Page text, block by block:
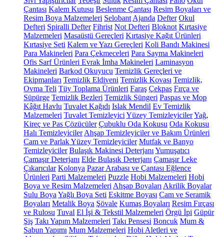
Çantası Kalem Kutusu Beslenme Çantası Resim Boyaları ve
Resim Boya Malzemeleri Selobant Ajanda Defter Okul
Defteri Spiralli Defter Fihrist Not Defteri Bloknot Kırtasiye
Malzemeleri Masaüstü Gereçleri Kırtasiye Kağıt Ürünleri
Kırtasiye Seti Kalem ve Yazı Gereçleri Koli Bandı Makinesi
Para Makineleri Para Çekmeceleri Para Sayma Makineleri
Ofis Sarf Ürünleri Evrak İmha Makineleri Laminasyon
Makineleri Barkod Okuyucu Temizlik Gereçleri ve
Ekipmanları Temizlik Eldiveni Temizlik Kovası Temizlik,
Ovma Teli Tüy Toplama Ürünleri Faraş Çekpas Fırça ve
Süpürge Temizlik Bezleri Temizlik Süngeri Paspas ve Mop
Kâğıt Havlu Tuvalet Kağıdı Islak Mendil Ev Temizlik
Malzemeleri Tuvalet Temizleyici Yüzey TemizleyicilerYağ,
Kireç ve Pas Çözücüler Çubuklu Oda Kokusu Oda Kokusu
Halı Temizleyiciler Ahşap Temizleyiciler ve Bakım Ürünleri
Cam ve Parlak Yüzey Temizleyiciler Mutfak ve Banyo
Temizleyiciler Bulaşık Makinesi Deterjanı Yumuşatıcı
Çamaşır Deterjanı Elde Bulaşık Deterjanı Çamaşır Leke
Çıkarıcılar Kolonya Pazar Arabası ve Çantası Eğlence
Ürünleri Parti Malzemeleri Puzzle Hobi Malzemeleri Hobi
Boya ve Resim Malzemeleri Ahşap Boyaları Akrilik Boyalar
Sulu Boya Yağlı Boya Seti Eskitme Boyası Cam ve Seramik
Boyaları Metalik Boya Şövale Kumaş Boyaları Resim Fırçası
ve Rulosu Tuval El İşi & Tekstil Malzemeleri Örgü İpi Güpür
Şiş Takı Yapım Malzemeleri Takı Pensesi Boncuk Mum &
Sabun Yapımı Mum Malzemeleri Hobi Aletleri ve